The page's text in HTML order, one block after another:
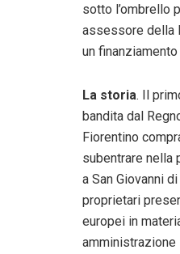
sotto l’ombrello
assessore della
un
La storia. Il
bandita dal
Fiorentino
subentrare nella
a San Giovanni
proprietari
europei in
amministrazione